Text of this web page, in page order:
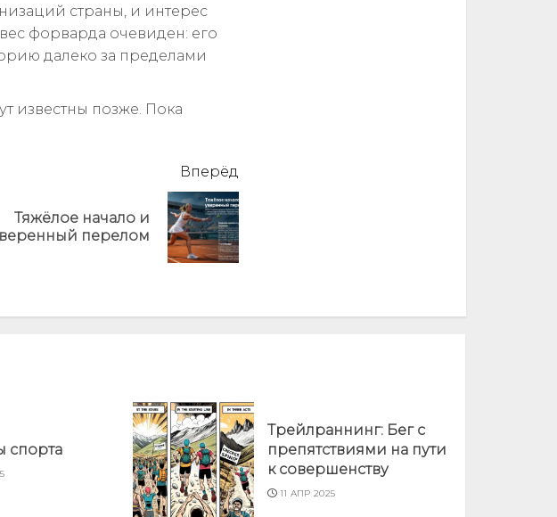
страны, и интерес
форварда очевиден: его
далеко за пределами
известны позже. Пока
Вперёд
Тяжёлое начало и
перелом
спорта
Трейлраннинг: Бег с
препятствиями на пути
к совершенству
11 АПР 2025